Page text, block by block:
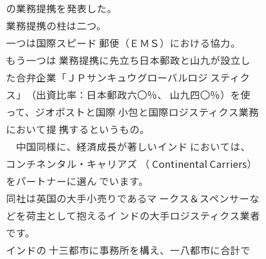
の業務提携を発表した。
業務提携の柱は二つ。
一つは国際スピード 郵便（ＥＭＳ）における協力。
もう一つは 業務提携に先立ち日本郵政と山九が設立し
た合弁企業「ＪＰサンキュウグローバルロジ スティク
ス」（出資比率：日本郵政六〇％、 山九四〇％）を使
って、ジオポストと国際 小包と国際ロジスティクス業務
において提 携するというもの。
中国同様に、経済成長が著しいインド においては、
コンチネンタル・キャリアズ （ Continental Carriers）
をパートナーに選ん でいます。
同社は英国の大手小売りであるマ ークス＆スペンサーな
どを荷主として抱えるイ ンドの大手ロジスティクス業者
です。
インドの 十三都市に事務所を構え、一八都市に合計で